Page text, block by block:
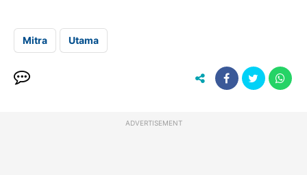
Mitra Utama
ADVERTISEMENT